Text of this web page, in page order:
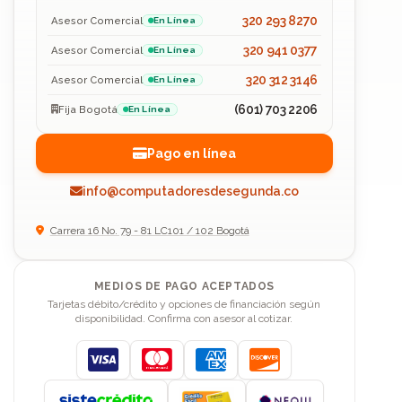
Asesor Comercial En Línea 320 293 8270
Asesor Comercial En Línea 320 941 0377
Asesor Comercial En Línea 320 312 3146
Fija Bogotá En Línea (601) 703 2206
Pago en línea
info@computadoresdesegunda.co
Carrera 16 No. 79 - 81 LC101 / 102 Bogotá
MEDIOS DE PAGO ACEPTADOS
Tarjetas débito/crédito y opciones de financiación según
disponibilidad. Confirma con asesor al cotizar.
Visa MastercardAmerican Express
Discover